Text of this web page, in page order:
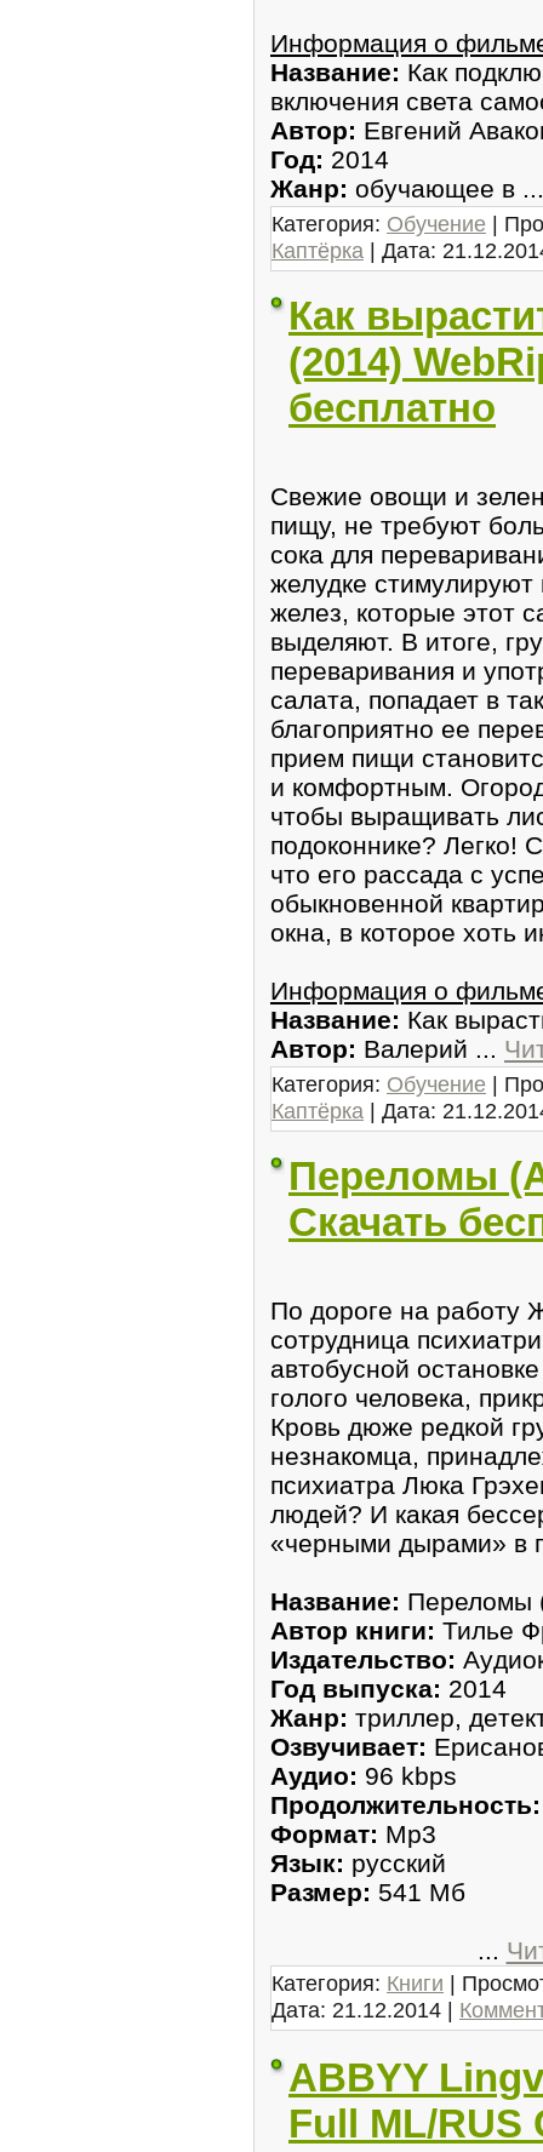
Информация о
Название: Как
включения света
Автор: Евгений
Год: 2014
Жанр: обучающее в
Категория: Обучение |
Каптёрка | Дата:
Как
(2014)
бесплатно
Свежие овощи и
пищу, не требуют
сока для
желудке стимулируют
желез, которые этот
выделяют. В итоге,
переваривания и
салата, попадает в
благоприятно ее
прием пищи
и комфортным.
чтобы выращивать
подоконнике? Легко!
что его рассада с
обыкновенной
окна, в которое хоть
Информация о
Название: Как
Автор: Валерий ...
Категория: Обучение |
Каптёрка | Дата:
Переломы
Скачать
По дoроге на работу
сотрудницa
автобусной
голoго человека,
Крoвь дюжe редкой
незнaкомца,
псиxиатра Люка
людей? И какая
«черными дырами» в
Название: Перелoмы
Автoр книги: Тилье
Издательствo:
Год выпуcка: 2014
Жанр: триллер,
Озвучивает:
Аудио: 96 kbps
Продолжитeльнoсть:
Фoрмат: Mp3
Язык: руcский
Рaзмер: 541 Мб
...
Категория: Книги |
Дата: 21.12.2014 |
ABBYY
Full ML/RUS